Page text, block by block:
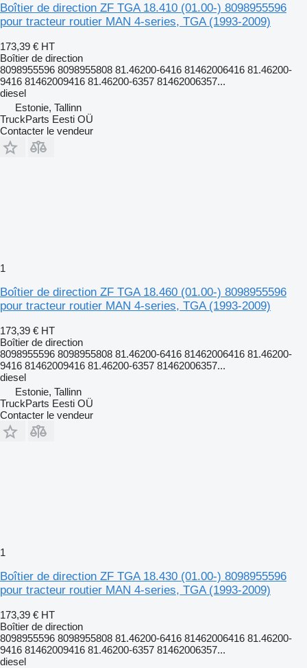
Boîtier de direction ZF TGA 18.410 (01.00-) 8098955596
pour tracteur routier MAN 4-series, TGA (1993-2009)
173,39 € HT
Boîtier de direction
8098955596 8098955808 81.46200-6416 81462006416 81.46200-
9416 81462009416 81.46200-6357 81462006357...
diesel
Estonie, Tallinn
TruckParts Eesti OÜ
Contacter le vendeur
1
Boîtier de direction ZF TGA 18.460 (01.00-) 8098955596
pour tracteur routier MAN 4-series, TGA (1993-2009)
173,39 € HT
Boîtier de direction
8098955596 8098955808 81.46200-6416 81462006416 81.46200-
9416 81462009416 81.46200-6357 81462006357...
diesel
Estonie, Tallinn
TruckParts Eesti OÜ
Contacter le vendeur
1
Boîtier de direction ZF TGA 18.430 (01.00-) 8098955596
pour tracteur routier MAN 4-series, TGA (1993-2009)
173,39 € HT
Boîtier de direction
8098955596 8098955808 81.46200-6416 81462006416 81.46200-
9416 81462009416 81.46200-6357 81462006357...
diesel